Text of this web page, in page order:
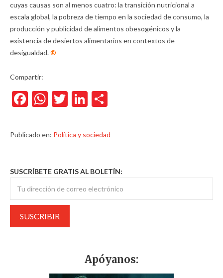
cuyas causas son al menos cuatro: la transición nutricional a
escala global, la pobreza de tiempo en la sociedad de consumo, la
producción y publicidad de alimentos obesogénicos y la
existencia de desiertos alimentarios en contextos de
desigualdad.®
Compartir:
Facebook
WhatsApp
TwitterLinkedIn
Publicado en: Política y sociedad
SUSCRÍBETE GRATIS AL BOLETÍN:
Apóyanos: